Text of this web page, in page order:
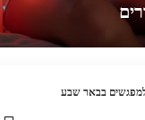
בבאר שבע